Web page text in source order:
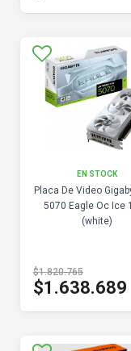
EN STOCK
Placa De Video
5070 Eagle Oc Ice
(white)
$1.820.765
$1.638.689